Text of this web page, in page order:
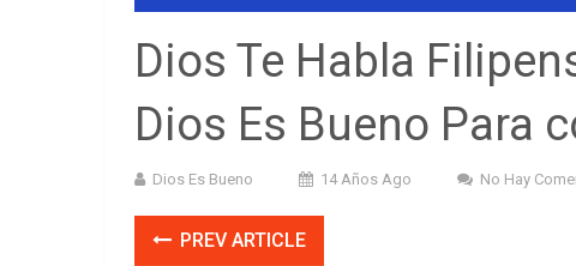
Dios Te Habla
Dios Es Bueno Para
Dios Es Bueno 14 Años Ago No Hay
PREV ARTICLE